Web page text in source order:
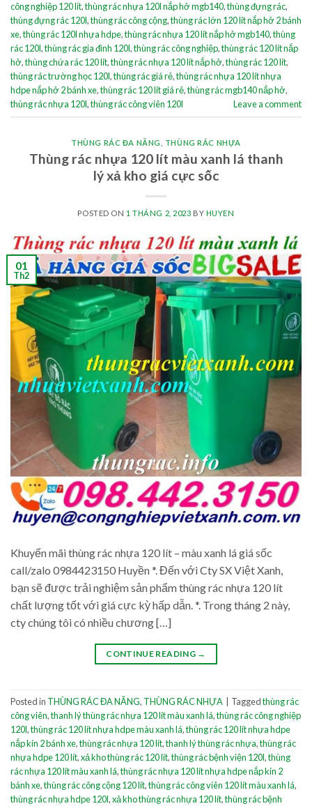
công nghiệp 120 lít,thùng rác nhựa 120l nắp hở mgb140,thùng đựng rác,
thùng đựng rác 120l,thùng rác công cộng,thùng rác lớn 120 lít nắp hở 2 bánh
xe,thùng rác 120l nhựa hdpe,thùng rác nhựa 120 lít nắp hở mgb140,thùng
rác 120l,thùng rác gia đình 120l,thùng rác công nghiệp,thùng rác 120 lít nắp
hở,thùng chứa rác 120 lít,thùng rác nhựa 120 lít nắp hở,thùng rác 120 lít,
thùng rác trường học 120l,thùng rác giá rẻ,thùng rác nhựa 120 lít nhựa
hdpe nắp hở 2 bánh xe,thùng rác 120 lít giá rẻ,thùng rác mgb140 nắp hở,
thùng rác nhựa 120l,thùng rác công viên 120l Leave a comment
THÙNG RÁC ĐA NĂNG THÙNG RÁC NHỰA
Thùng rác nhựa 120 lít màu xanh lá thanh
lý xả kho giá cực sốc
POSTED ON 1 THÁNG 2, 2023 BY HUYEN
01
Th2
Khuyến mãi thùng rác nhựa 120 lít – màu xanh lá giá sốc
call/zalo 0984423150 Huyền *. Đến với Cty SX Việt Xanh,
bạn sẽ được trải nghiệm sản phẩm thùng rác nhựa 120 lít
chất lượng tốt với giá cực kỳ hấp dẫn. *. Trong tháng 2 này,
cty chúng tôi có nhiều chương […]
CONTINUE READING →
Posted in THÙNG RÁC ĐA NĂNG, THÙNG RÁC NHỰA Taggedthùng rác
công viên,thanh lý thùng rác nhựa 120 lít màu xanh lá,thùng rác công nghiệp
120l,thùng rác 120 lít nhựa hdpe màu xanh lá,thùng rác 120 lít nhựa hdpe
nắp kín 2 bánh xe,thùng rác nhựa 120 lít,thanh lý thùng rác nhựa,thùng rác
nhựa hdpe 120 lít,xả kho thùng rác 120 lít,thùng rác bệnh viện 120l,thùng
rác nhựa 120 lít màu xanh lá,thùng rác nhựa 120 lít nhựa hdpe nắp kín 2
bánh xe,thùng rác công cộng 120 lít,thùng rác công viên 120 lít màu xanh lá,
thùng rác nhựa hdpe 120l,xả kho thùng rác nhựa 120 lít,thùng rác bệnh